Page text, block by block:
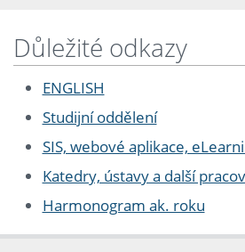
Důležité odkazy
ENGLISH
Studijní oddělení
SIS, webové aplikace,
Katedry, ústavy a další
Harmonogram ak. roku